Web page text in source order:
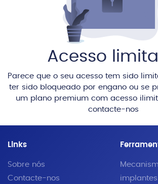
Acesso
Parece que o seu acesso tem sido
ter sido bloqueado por engano ou se
um plano premium com acesso
contacte-nos
Links
Sobre nós
Contacte-nos